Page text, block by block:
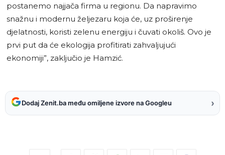
postanemo najjača firma u regionu. Da napravimo
snažnu i modernu željezaru koja će, uz proširenje
djelatnosti, koristi zelenu energiju i čuvati okoliš. Ovo je
prvi put da će ekologija profitirati zahvaljujući
ekonomiji”, zaključio je Hamzić.
Dodaj Zenit.ba među omiljene izvore na Googleu ›